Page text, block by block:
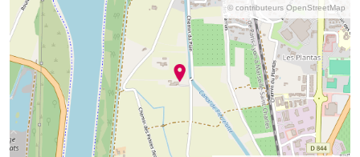
© contributeurs OpenStreetMap